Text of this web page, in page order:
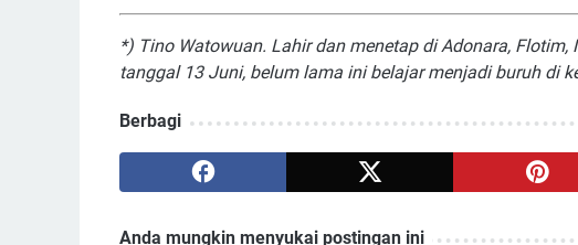
*) Tino Watowuan. Lahir dan menetap di Adonara,
tanggal 13 Juni, belum lama ini belajar menjadi buruh di
Berbagi
Anda mungkin menyukai postingan ini